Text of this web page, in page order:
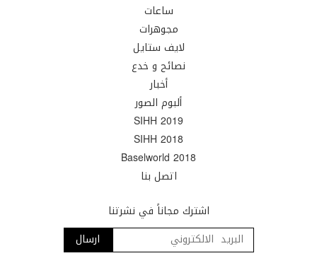
ساعات
مجوهرات
لايف ستايل
نصائح و خدع
أخبار
ألبوم الصور
SIHH 2019
SIHH 2018
Baselworld 2018
اتصل بنا
اشترك مجاناً في نشرتنا